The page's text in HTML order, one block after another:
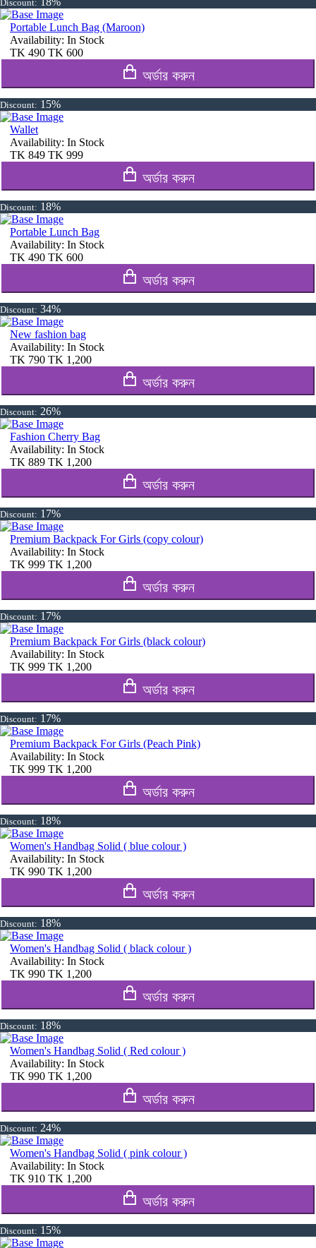
Discount:
Portable Lunch Bag (Maroon)
Availability: In Stock
TK 490 TK 600
অর্ডার করুন
Discount: 15%
Wallet
Availability: In Stock
TK 849 TK 999
অর্ডার করুন
Discount: 18%
Portable Lunch Bag
Availability: In Stock
TK 490 TK 600
অর্ডার করুন
Discount: 34%
New fashion bag
Availability: In Stock
TK 790 TK 1,200
অর্ডার করুন
Discount: 26%
Fashion Cherry Bag
Availability: In Stock
TK 889 TK 1,200
অর্ডার করুন
Discount: 17%
Premium Backpack For Girls (copy colour)
Availability: In Stock
TK 999 TK 1,200
অর্ডার করুন
Discount: 17%
Premium Backpack For Girls (black colour)
Availability: In Stock
TK 999 TK 1,200
অর্ডার করুন
Discount: 17%
Premium Backpack For Girls (Peach Pink)
Availability: In Stock
TK 999 TK 1,200
অর্ডার করুন
Discount: 18%
Women's Handbag Solid ( blue colour )
Availability: In Stock
TK 990 TK 1,200
অর্ডার করুন
Discount: 18%
Women's Handbag Solid ( black colour )
Availability: In Stock
TK 990 TK 1,200
অর্ডার করুন
Discount: 18%
Women's Handbag Solid ( Red colour )
Availability: In Stock
TK 990 TK 1,200
অর্ডার করুন
Discount: 24%
Women's Handbag Solid ( pink colour )
Availability: In Stock
TK 910 TK 1,200
অর্ডার করুন
Discount: 15%